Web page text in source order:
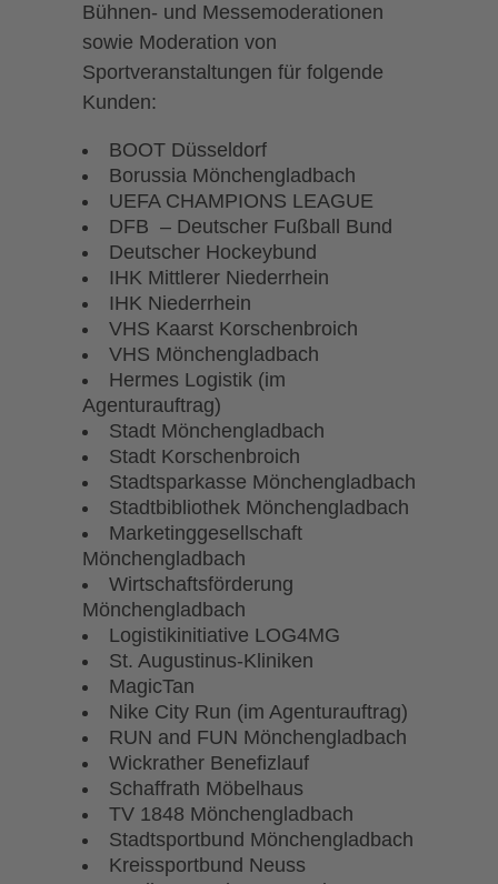
Bühnen- und Messemoderationen
sowie Moderation von
Sportveranstaltungen für folgende
Kunden:
BOOT Düsseldorf
Borussia Mönchengladbach
UEFA CHAMPIONS LEAGUE
DFB – Deutscher Fußball Bund
Deutscher Hockeybund
IHK Mittlerer Niederrhein
IHK Niederrhein
VHS Kaarst Korschenbroich
VHS Mönchengladbach
Hermes Logistik (im
Agenturauftrag)
Stadt Mönchengladbach
Stadt Korschenbroich
Stadtsparkasse Mönchengladbach
Stadtbibliothek Mönchengladbach
Marketinggesellschaft
Mönchengladbach
Wirtschaftsförderung
Mönchengladbach
Logistikinitiative LOG4MG
St. Augustinus-Kliniken
MagicTan
Nike City Run (im Agenturauftrag)
RUN and FUN Mönchengladbach
Wickrather Benefizlauf
Schaffrath Möbelhaus
TV 1848 Mönchengladbach
Stadtsportbund Mönchengladbach
Kreissportbund Neuss